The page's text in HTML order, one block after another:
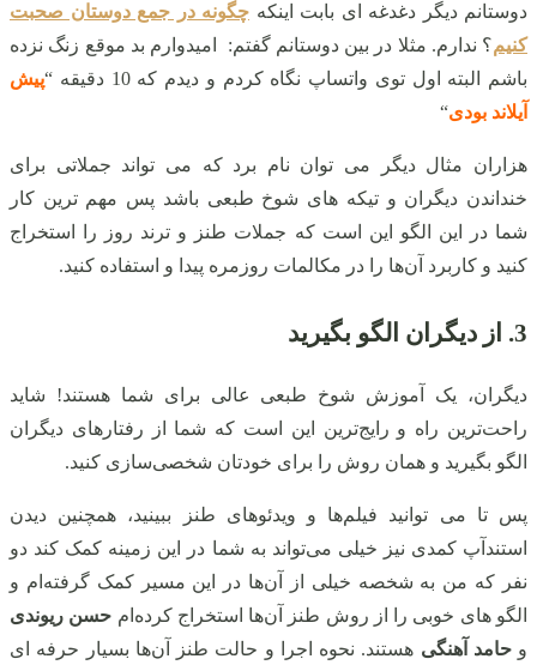
دوستانم دیگر دغدغه ای بابت اینکه چگونه در جمع دوستان صحبت
کنیم؟ ندارم. مثلا در بین دوستانم گفتم: امیدوارم بد موقع زنگ نزده
باشم البته اول توی واتساپ نگاه کردم و دیدم که 10 دقیقه “
پیش
آیلاند بودی“
هزاران مثال دیگر می‌ توان نام برد که می‌ تواند جملاتی برای
خنداندن دیگران و تیکه های شوخ طبعی باشد پس مهم ترین کار
شما در این الگو این است که جملات طنز و ترند روز را استخراج
کنید و کاربرد آن‌ها را در مکالمات روزمره پیدا و استفاده کنید.
3. از دیگران الگو بگیرید
دیگران، یک آموزش شوخ طبعی عالی برای شما هستند! شاید
راحت‌ترین راه و رایج‌ترین این است که شما از رفتارهای دیگران
الگو بگیرید و همان روش را برای خودتان شخصی‌سازی کنید.
پس تا می‌ توانید فیلم‌ها و ویدئوهای طنز ببینید، همچنین دیدن
استندآپ کمدی نیز خیلی می‌تواند به شما در این زمینه کمک کند دو
نفر که من به شخصه خیلی از آن‌ها در این مسیر کمک گرفته‌ام و
الگو های خوبی را از روش طنز آن‌ها استخراج کرده‌ام حسن ریوندی
وحامد آهنگی هستند. نحوه اجرا و حالت طنز آن‌ها بسیار حرفه ای